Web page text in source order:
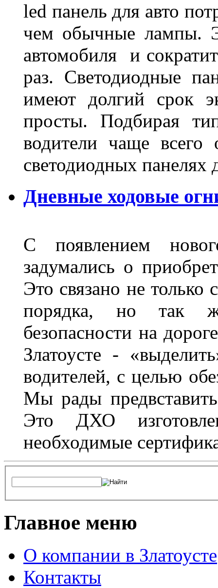
led панель для авто
чем обычные лампы.
автомобиля и
раз. Светодиодные
имеют долгий срок
просты. Подбирая
водители чаще всего
светодиодных
Дневные ходовые
С появлением
задумались о
Это связано не только
порядка, но так
безопасности на
Златоусте -
водителей, с целью
Мы рады
Это ДХО
необходимые
Главное меню
О компании в Златоусте
Контакты